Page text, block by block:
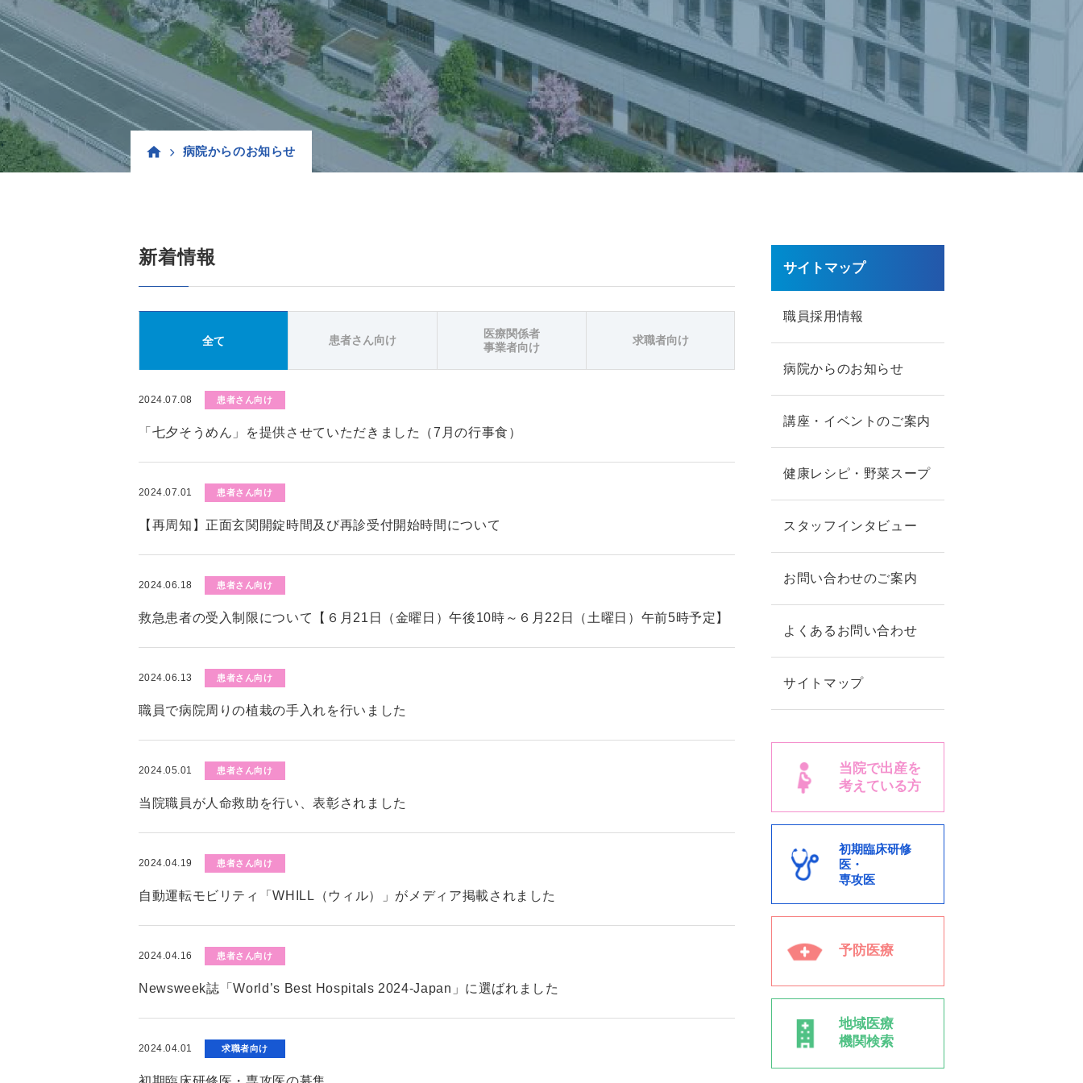
病院からのお知らせ
新着情報
全て 患者さん向け
医療関係者
事業者向け
求職者向け
2024.07.08 患者さん向け
「七夕そうめん」を提供させていただきました（7月の行事食）
2024.07.01 患者さん向け
【再周知】正面玄関開錠時間及び再診受付開始時間について
2024.06.18 患者さん向け
救急患者の受入制限について【６月21日（金曜日）午後10時～６月22日（土曜日）午前5時予定】
2024.06.13 患者さん向け
職員で病院周りの植栽の手入れを行いました
2024.05.01 患者さん向け
当院職員が人命救助を行い、表彰されました
2024.04.19 患者さん向け
自動運転モビリティ「WHILL（ウィル）」がメディア掲載されました
2024.04.16 患者さん向け
Newsweek誌「World’s Best Hospitals 2024-Japan」に選ばれました
2024.04.01 求職者向け
サイトマップ
職員採用情報
病院からのお知らせ
講座・イベントのご案内
健康レシピ・野菜スープ
スタッフインタビュー
お問い合わせのご案内
よくあるお問い合わせ
サイトマップ
当院で出産を
考えている方
初期臨床研修
医・
専攻医
予防医療
地域医療
機関検索